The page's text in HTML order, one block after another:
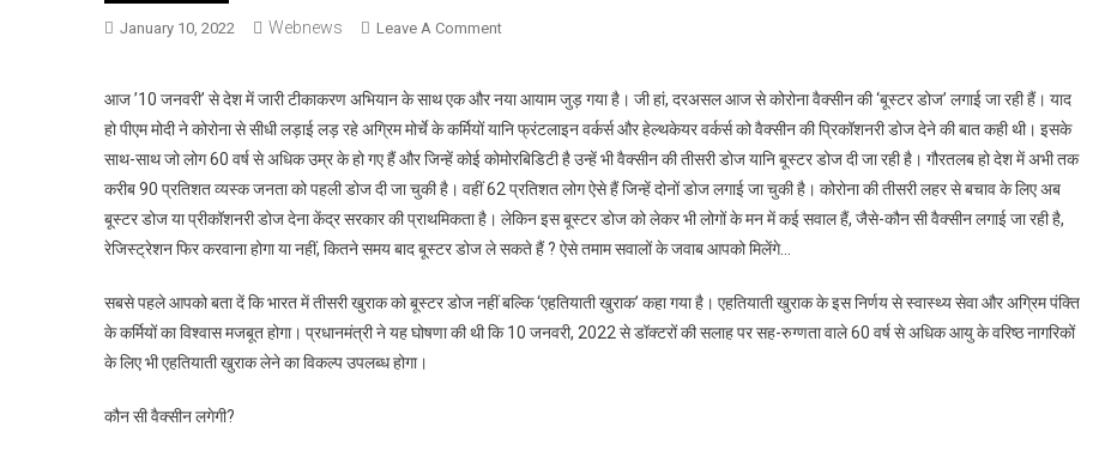
January 10, 2022 Webnews Leave A CommentOn
आज
से
लगाई
जा
रही
बूस्टर
यहां
जानें
आज ’10 जनवरी’ से देश में जारी टीकाकरण अभियान के साथ एक और नया आयाम जुड़ गया है। जी हां, दरअसल आज से कोरोना वैक्सीन की ‘बूस्टर डोज’ लगाई जा रही हैं। याद
हो पीएम मोदी ने कोरोना से सीधी लड़ाई लड़ रहे अग्रिम मोर्चे के कर्मियों यानि फ्रंटलाइन वर्कर्स और हेल्थकेयर वर्कर्स को वैक्सीन की प्रिकॉशनरी डोज देने की बात कही थी। इसके
साथ-साथ जो लोग 60 वर्ष से अधिक उम्र के हो गए हैं और जिन्हें कोई कोमोरबिडिटी है उन्हें भी वैक्सीन की तीसरी डोज यानि बूस्टर डोज दी जा रही है। गौरतलब हो देश में अभी तक
करीब 90 प्रतिशत व्यस्क जनता को पहली डोज दी जा चुकी है। वहीं 62 प्रतिशत लोग ऐसे हैं जिन्हें दोनों डोज लगाई जा चुकी है। कोरोना की तीसरी लहर से बचाव के लिए अब
बूस्टर डोज या प्रीकॉशनरी डोज देना केंद्र सरकार की प्राथमिकता है। लेकिन इस बूस्टर डोज को लेकर भी लोगों के मन में कई सवाल हैं, जैसे-कौन सी वैक्सीन लगाई जा रही है,
रेजिस्ट्रेशन फिर करवाना होगा या नहीं, कितने समय बाद बूस्टर डोज ले सकते हैं ? ऐसे तमाम सवालों के जवाब आपको मिलेंगे…
सबसे पहले आपको बता दें कि भारत में तीसरी खुराक को बूस्टर डोज नहीं बल्कि ‘एहतियाती खुराक’ कहा गया है। एहतियाती खुराक के इस निर्णय से स्वास्थ्य सेवा और अग्रिम पंक्ति
के कर्मियों का विश्वास मजबूत होगा। प्रधानमंत्री ने यह घोषणा की थी कि 10 जनवरी, 2022 से डॉक्टरों की सलाह पर सह-रुग्णता वाले 60 वर्ष से अधिक आयु के वरिष्ठ नागरिकों
के लिए भी एहतियाती खुराक लेने का विकल्प उपलब्ध होगा।
कौन सी वैक्सीन लगेगी?